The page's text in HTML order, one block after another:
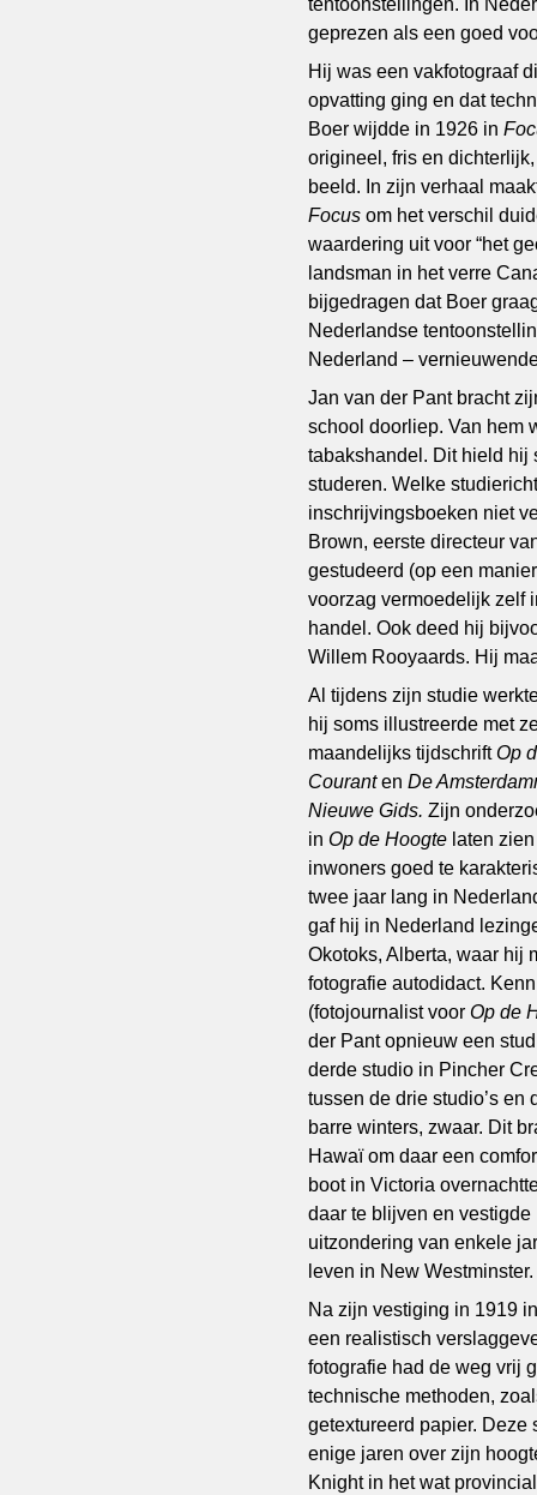
tentoonstellingen. In
geprezen als een goed
Hij was een vakfotograaf
opvatting ging en dat
Boer wijdde in 1926 in
origineel, fris en
beeld. In zijn verhaal
Focusom het verschil
waardering uit voor “het
landsman in het verre
bijgedragen dat Boer
Nederlandse
Nederland –
Jan van der Pant bracht
school doorliep. Van hem
tabakshandel. Dit hield hij
studeren. Welke
inschrijvingsboeken niet
Brown, eerste directeur
gestudeerd (op een
voorzag vermoedelijk zelf
handel. Ook deed hij
Willem Rooyaards. Hij
Al tijdens zijn studie
hij soms illustreerde met
maandelijks tijdschriftOp
CourantenDe
Nieuwe Gids.Zijn
inOp de Hoogte laten
inwoners goed te
twee jaar lang in
gaf hij in Nederland
Okotoks, Alberta, waar hij
fotografie autodidact.
(fotojournalist voorOp de
der Pant opnieuw een
derde studio in Pincher
tussen de drie studio’s
barre winters, zwaar. Dit
Hawaï om daar een
boot in Victoria
daar te blijven en
uitzondering van enkele
leven in New Westminster.
Na zijn vestiging in 1919
een realistisch
fotografie had de weg vrij
technische methoden,
getextureerd papier. Deze
enige jaren over zijn
Knight in het wat